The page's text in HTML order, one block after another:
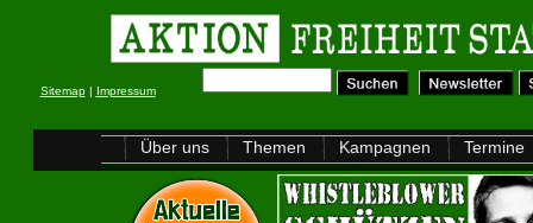
Sitemap| Impressum
Über uns Themen Kampagnen Termine